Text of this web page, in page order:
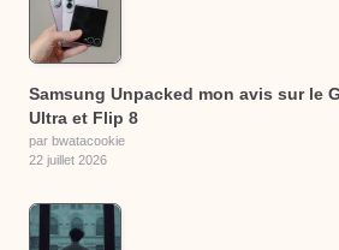
Samsung Unpacked mon avis sur le
Ultra et Flip 8
par bwatacookie
22 juillet 2026